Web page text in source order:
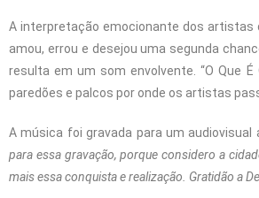
A interpretação emocionante dos artistas
amou, errou e desejou uma segunda
resulta em um som envolvente. “O Que
paredões e palcos por onde os artistas
A música foi gravada para um audiovisual
para essa gravação, porque considero a
mais essa conquista e realização. Gratidão a